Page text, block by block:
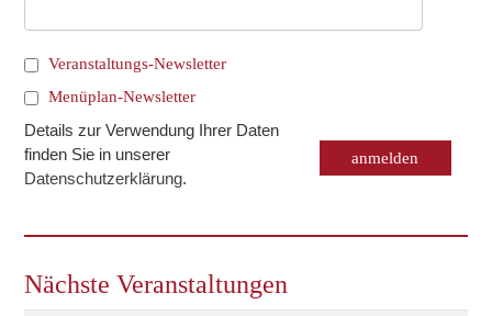
Veranstaltungs-Newsletter
Menüplan-Newsletter
Details zur Verwendung Ihrer Daten
finden Sie in unserer
Datenschutzerklärung.
Nächste Veranstaltungen